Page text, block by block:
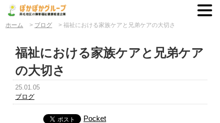
ホーム > ブログ >福祉における家族ケアと兄弟ケアの大切さ
福祉における家族ケアと兄弟ケア
の大切さ
25.01.05
ブログ
Pocket